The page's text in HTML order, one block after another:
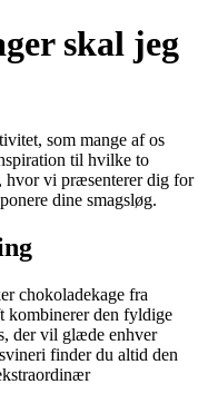
skal jeg
som mange af os
til hvilke to
hvor vi præsenterer dig for
dine smagsløg.
chokoladekage fra
kombinerer den fyldige
der vil glæde enhver
finder du altid den